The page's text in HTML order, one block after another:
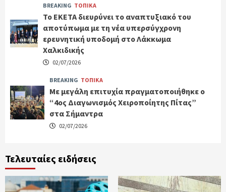
BREAKING ΤΟΠΙΚΑ
Το ΕΚΕΤΑ διευρύνει το αναπτυξιακό του
αποτύπωμα με τη νέα υπερσύγχρονη
ερευνητική υποδομή στο Λάκκωμα
Χαλκιδικής
02/07/2026
BREAKING ΤΟΠΙΚΑ
Με μεγάλη επιτυχία πραγματοποιήθηκε ο
“4ος Διαγωνισμός Χειροποίητης Πίτας”
στα Σήμαντρα
02/07/2026
Τελευταίες ειδήσεις